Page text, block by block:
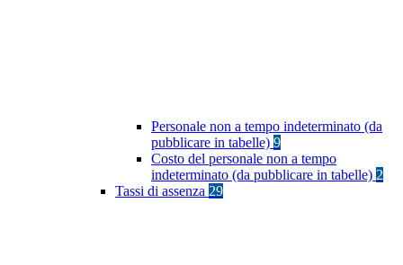
Personale non a tempo indeterminato (da
pubblicare in tabelle) 9
Costo del personale non a tempo
indeterminato (da pubblicare in tabelle) 2
Tassi di assenza 29